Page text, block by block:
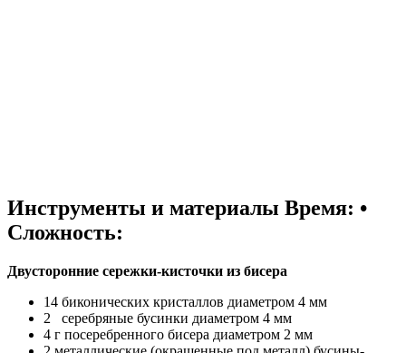
Инструменты и материалы Время: •
Сложность:
Двусторонние сережки-кисточки из бисера
14 биконических кристаллов диаметром 4 мм
2 серебряные бусинки диаметром 4 мм
4 г посеребренного бисера диаметром 2 мм